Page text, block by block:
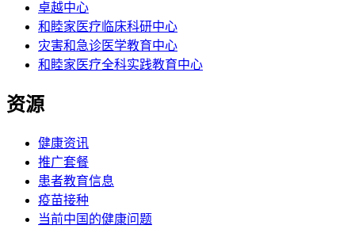
卓越中心
和睦家医疗临床科研中心
灾害和急诊医学教育中心
和睦家医疗全科实践教育中心
资源
健康资讯
推广套餐
患者教育信息
疫苗接种
当前中国的健康问题